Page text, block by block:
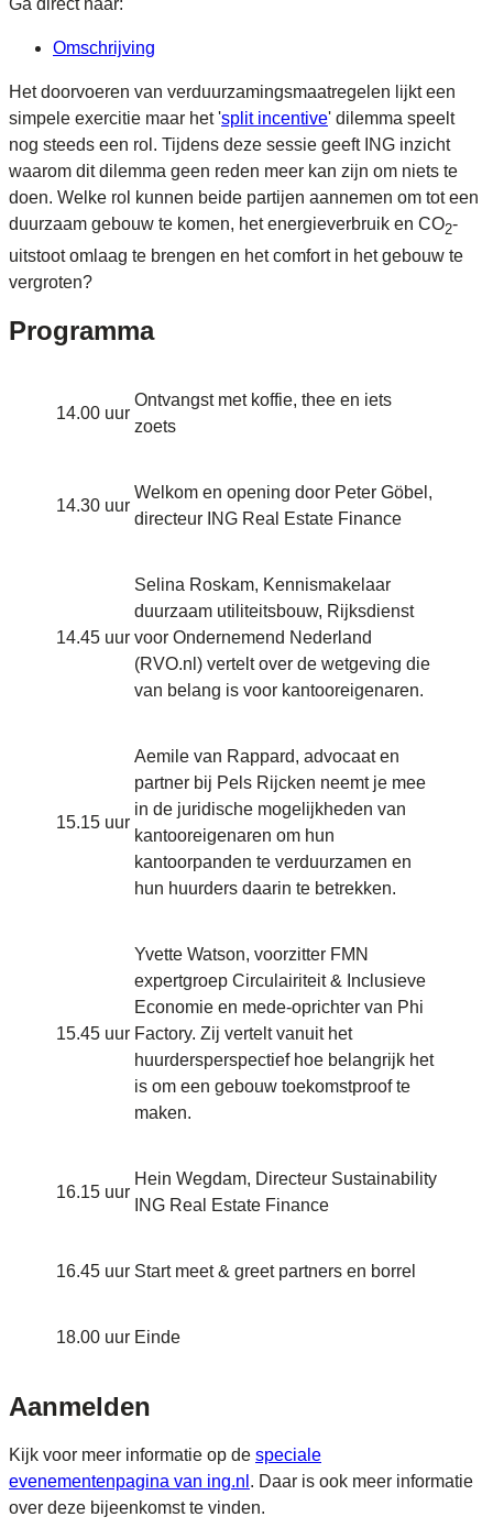
Ga direct naar:
Omschrijving
Het doorvoeren van verduurzamingsmaatregelen lijkt een
simpele exercitie maar het 'split incentive' dilemma speelt
nog steeds een rol. Tijdens deze sessie geeft ING inzicht
waarom dit dilemma geen reden meer kan zijn om niets te
doen. Welke rol kunnen beide partijen aannemen om tot een
duurzaam gebouw te komen, het energieverbruik en CO2-
uitstoot omlaag te brengen en het comfort in het gebouw te
vergroten?
Programma
14.00 uur
Ontvangst met koffie, thee en iets
zoets
14.30 uur
Welkom en opening door Peter Göbel,
directeur ING Real Estate Finance
14.45 uur
Selina Roskam, Kennismakelaar
duurzaam utiliteitsbouw, Rijksdienst
voor Ondernemend Nederland
(RVO.nl) vertelt over de wetgeving die
van belang is voor kantooreigenaren.
15.15 uur
Aemile van Rappard, advocaat en
partner bij Pels Rijcken neemt je mee
in de juridische mogelijkheden van
kantooreigenaren om hun
kantoorpanden te verduurzamen en
hun huurders daarin te betrekken.
15.45 uur
Yvette Watson, voorzitter FMN
expertgroep Circulairiteit & Inclusieve
Economie en mede-oprichter van Phi
Factory. Zij vertelt vanuit het
huurdersperspectief hoe belangrijk het
is om een gebouw toekomstproof te
maken.
16.15 uur
Hein Wegdam, Directeur Sustainability
ING Real Estate Finance
16.45 uur Start meet & greet partners en borrel
18.00 uur Einde
Aanmelden
Kijk voor meer informatie op de speciale
evenementenpagina van ing.nl . Daar is ook meer informatie
over deze bijeenkomst te vinden.